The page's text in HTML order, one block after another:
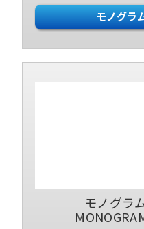
モノグラ
モノグラ